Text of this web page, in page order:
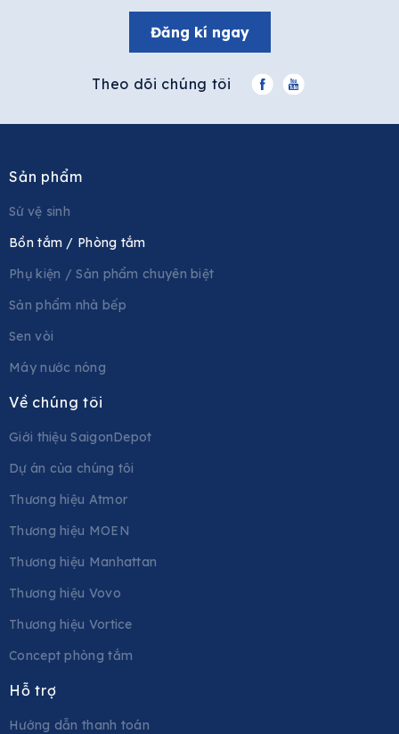
Đăng kí ngay
Theo dõi chúng tôi
Sản phẩm
Sứ vệ sinh
Bồn tắm / Phòng tắm
Phụ kiện / Sản phẩm chuyên biệt
Sản phẩm nhà bếp
Sen vòi
Máy nước nóng
Về chúng tôi
Giới thiệu SaigonDepot
Dự án của chúng tôi
Thương hiệu Atmor
Thương hiệu MOEN
Thương hiệu Manhattan
Thương hiệu Vovo
Thương hiệu Vortice
Concept phòng tắm
Hỗ trợ
Hướng dẫn thanh toán